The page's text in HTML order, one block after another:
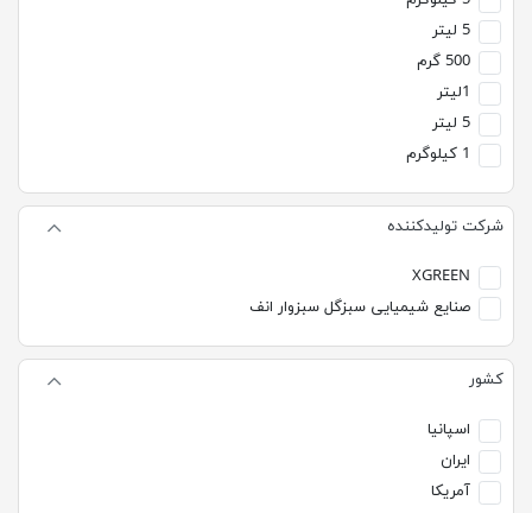
5 لیتر
500 گرم
1لیتر
5 لیتر
1 کیلوگرم
شرکت تولیدکننده
XGREEN
صنایع شیمیایی سبزگل سبزوار انف
کشور
اسپانیا
ایران
آمریکا